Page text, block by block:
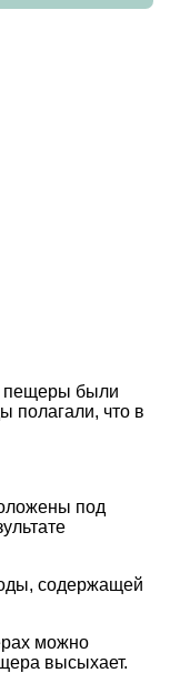
пещеры были
полагали, что в
под
содержащей
можно
высыхает.